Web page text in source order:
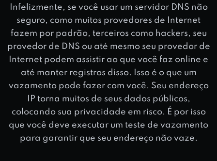
Infelizmente, se você usar um servidor DNS não
seguro, como muitos provedores de Internet
fazem por padrão, terceiros como hackers, seu
provedor de DNS ou até mesmo seu provedor de
Internet podem assistir ao que você faz online e
até manter registros disso. Isso é o que um
vazamento pode fazer com você. Seu endereço
IP torna muitos de seus dados públicos,
colocando sua privacidade em risco. É por isso
que você deve executar um teste de vazamento
para garantir que seu endereço não vaze.